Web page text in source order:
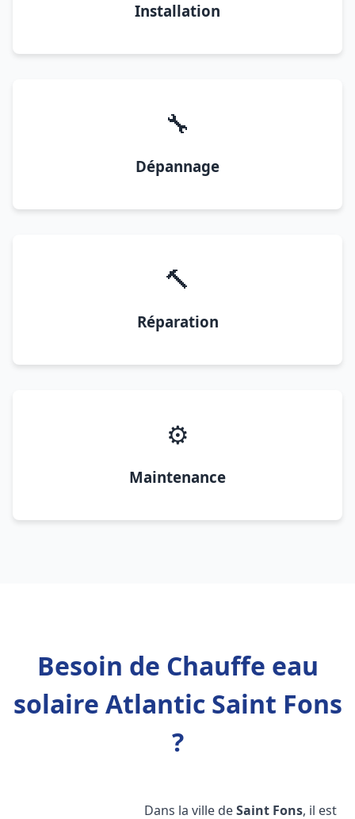
Installation
🔧
Dépannage
🔨
Réparation
⚙️
Maintenance
Besoin de Chauffe eau
solaire Atlantic Saint Fons
?
Dans la ville deSaint Fons, il est